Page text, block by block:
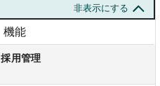
非表示にする
機能
採用管理